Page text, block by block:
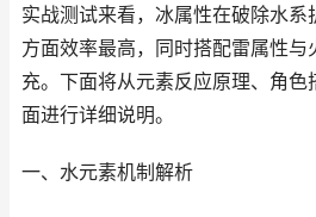
实战测试来看，冰属性在破除水系
方面效率最高，同时搭配雷属性
充。下面将从元素反应原理、角色
面进行详细说明。
一、水元素机制解析